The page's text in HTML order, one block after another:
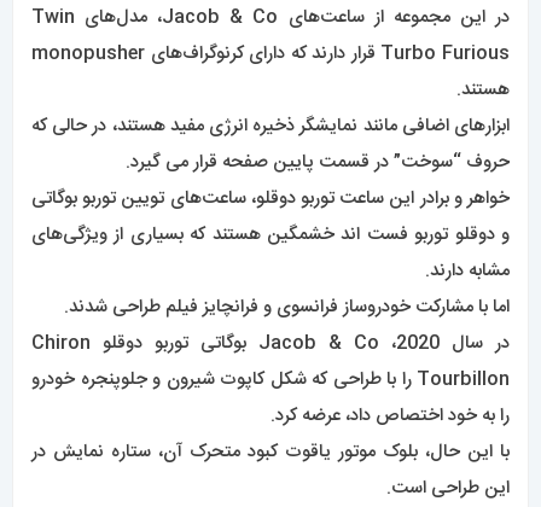
در این مجموعه از ساعت‌های Jacob & Co، مدل‌های Twin
Turbo Furious قرار دارند که دارای کرنوگراف‌های monopusher
هستند.
ابزارهای اضافی مانند نمایشگر ذخیره انرژی مفید هستند، در حالی که
حروف “سوخت” در قسمت پایین صفحه قرار می گیرد.
خواهر و برادر این ساعت توربو دوقلو، ساعت‌های تویین توربو بوگاتی
و دوقلو توربو فست اند خشمگین هستند که بسیاری از ویژگی‌های
مشابه دارند.
اما با مشارکت خودروساز فرانسوی و فرانچایز فیلم طراحی شدند.
در سال 2020، Jacob & Co بوگاتی توربو دوقلو Chiron
Tourbillon را با طراحی که شکل کاپوت شیرون و جلوپنجره خودرو
را به خود اختصاص داد، عرضه کرد.
با این حال، بلوک موتور یاقوت کبود متحرک آن، ستاره نمایش در
این طراحی است.